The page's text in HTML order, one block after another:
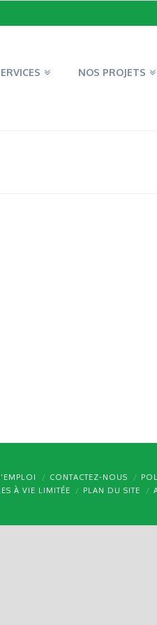
NOS PROJETS
CONTACTEZ-NOUS
À VIE LIMITÉE PLAN DU SITE